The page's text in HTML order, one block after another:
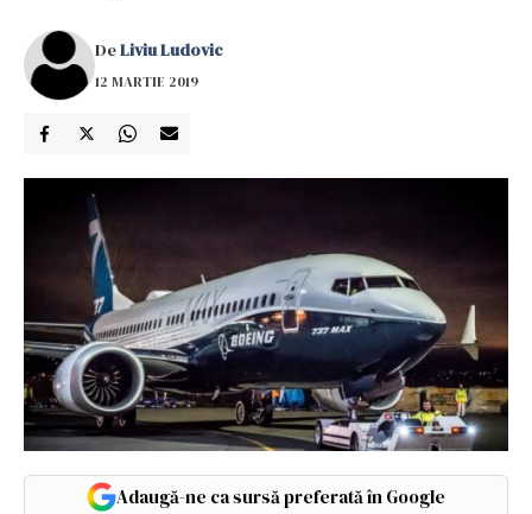
DeLiviu Ludovic
12 MARTIE 2019
Adaugă-ne ca sursă preferată în Google